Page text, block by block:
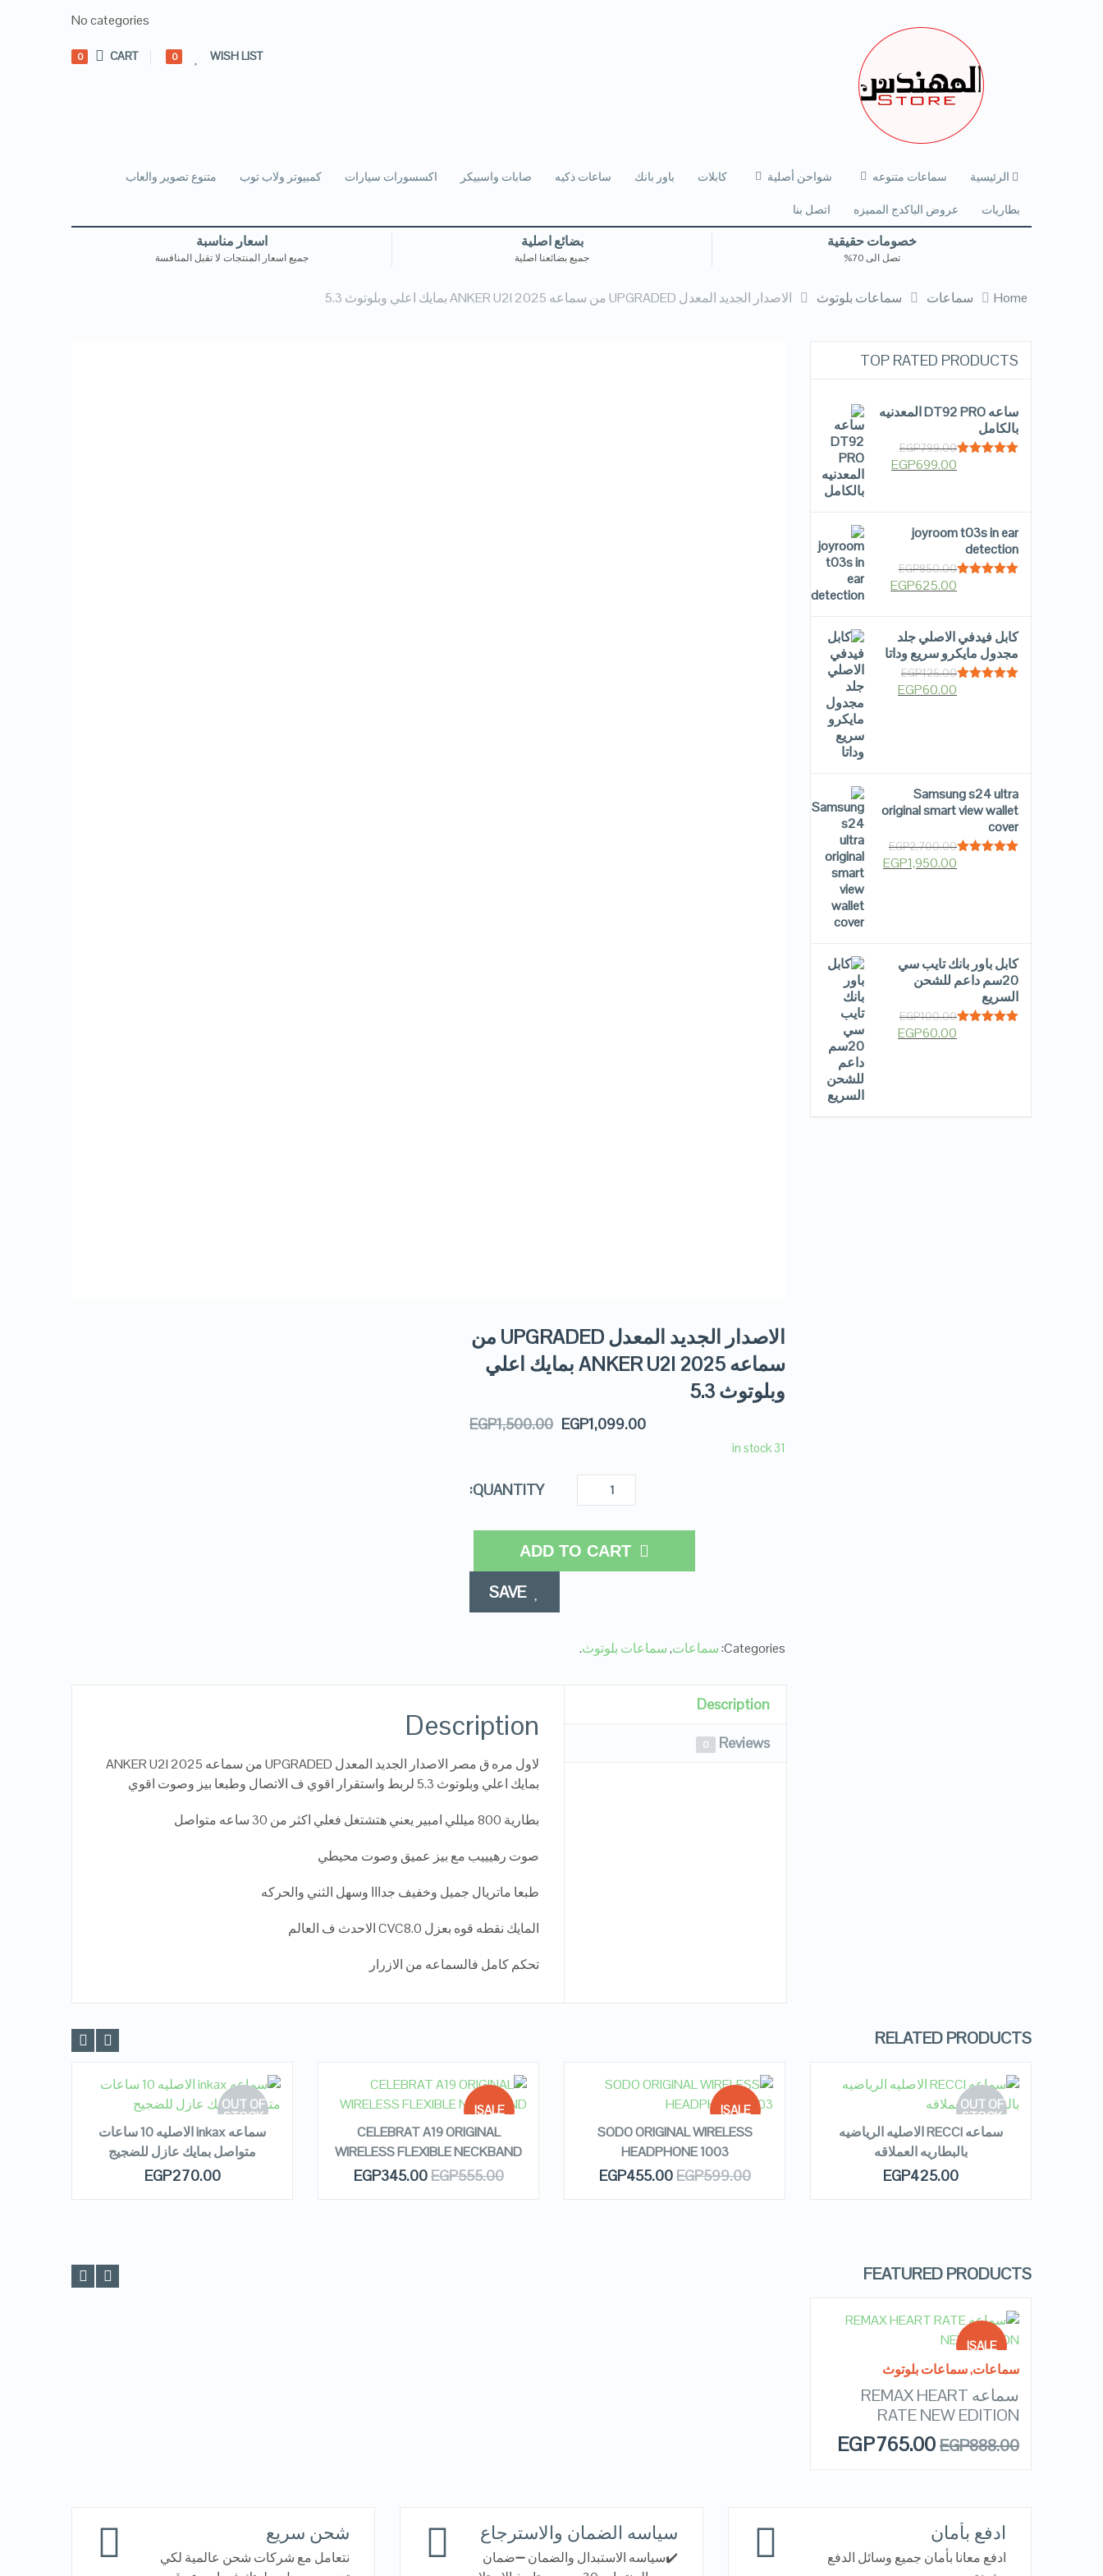
No categories
WISH LIST
0
CART
0
الرئيسية سماعات متنوعه شواحن أصلية كابلات باور بانك ساعات ذكيه صابات واسبيكر اكسسورات سيارات كمبيوتر ولاب توب متنوع تصوير والعاب
بطاريات عروض الباكدج المميزه اتصل بنا
خصومات حقيقية
تصل الى 70%
بضائع اصلية
جميع بضائعنا اصلية
اسعار مناسبة
جميع اسعار المنتجات لا تقبل المنافسة
Home سماعات سماعات بلوتوث الاصدار الجديد المعدل UPGRADED من سماعه 2025 ANKER U2I بمايك اعلي وبلوتوث 5.3
الاصدار الجديد المعدل UPGRADED من
سماعه 2025 ANKER U2I بمايك اعلي
وبلوتوث 5.3
EGP1,500.00 EGP1,099.00
31 in stock
QUANTITY:
ADD TO CART
SAVE
Categories: سماعات,سماعات بلوتوث.
Description
Reviews
0
Description
لاول مره ق مصر الاصدار الجديد المعدل UPGRADED من سماعه 2025 ANKER U2I
بمايك اعلي وبلوتوث 5.3 لربط واستقرار اقوي ف الاتصال وطبعا بيز وصوت اقوي
بطارية 800 ميللي امبير يعني هتشتغل فعلي اكثر من 30 ساعه متواصل
صوت رهيييب مع بيز عميق وصوت محيطي
طبعا ماتريال جميل وخفيف جدااا وسهل الثني والحركه
المايك نقطه قوه بعزل CVC8.0 الاحدث ف العالم
تحكم كامل فالسماعه من الازرار
TOP RATED PRODUCTS
ساعه DT92 PRO المعدنيه
بالكامل
EGP799.00
EGP699.00
joyroom t03s in ear
detection
EGP850.00
EGP625.00
كابل فيدفي الاصلي جلد
مجدول مايكرو سريع وداتا
EGP125.00
EGP60.00
Samsung s24 ultra
original smart view wallet
cover
EGP2,700.00
EGP1,950.00
كابل باور بانك تايب سي
20سم داعم للشحن
السريع
EGP100.00
EGP60.00
RELATED PRODUCTS
OUT OF
STOCK
QUICK LOOK
READ MORE
سماعه RECCI الاصليه الرياضيه
بالبطاريه العملاقه
EGP425.00
SALE!
STOCK
QUICK LOOK
READ MORE
SODO ORIGINAL WIRELESS
HEADPHONE 1003
EGP599.00
EGP455.00
SALE!
STOCK
QUICK LOOK
READ MORE
CELEBRAT A19 ORIGINAL
WIRELESS FLEXIBLE NECKBAND
EGP555.00
EGP345.00
OUT OF
STOCK
QUICK LOOK
READ MORE
سماعه inkax الاصليه 10 ساعات
متواصل بمايك عازل للضجيج
EGP270.00
FEATURED PRODUCTS
SALE!
OUT OF
STOCK
QUICK LOOK
سماعات,سماعات بلوتوث
سماعه REMAX HEART
RATE NEW EDITION
EGP888.00
EGP765.00
ادفع بأمان
ادفع معانا بأمان جميع وسائل الدفع
سياسه الضمان والاسترجاع
✔️سياسه الاستبدال والضمان ➖ضمان
شحن سريع
نتعامل مع شركات شحن عالمية لكي